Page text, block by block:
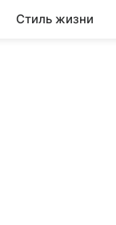
Стиль жизни